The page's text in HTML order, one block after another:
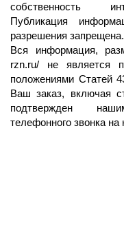
собственность
Публикация
разрешения запрещена.
Вся информация,
rzn.ru/ не является
положениями Статей
Ваш заказ, включая
подтвержден
телефонного звонка